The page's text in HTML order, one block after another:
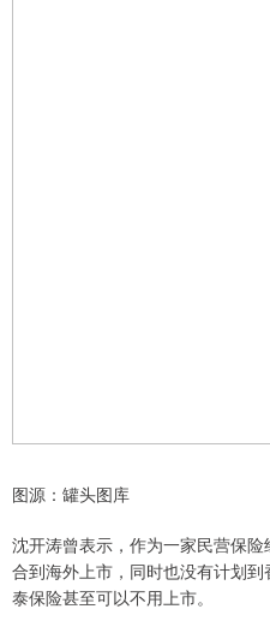
图源：罐头图库
沈开涛曾表示，作为一家民营保
合到海外上市，同时也没有计划
泰保险甚至可以不用上市。